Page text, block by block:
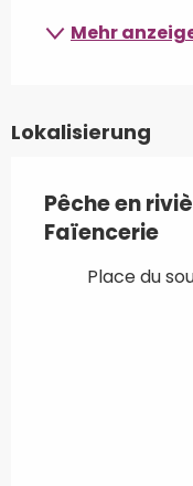
Mehr
Lokalisierung
Pêche en
Faïencerie
Place du